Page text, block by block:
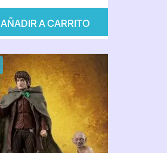
AÑADIR A CARRITO